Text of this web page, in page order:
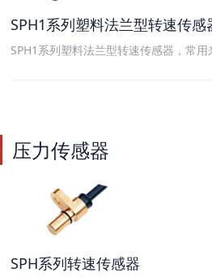
SPH1系列塑料法兰型转速传感
SPH1系列塑料法兰型转速传感器，常
压力传感器
SPH系列转速传感器